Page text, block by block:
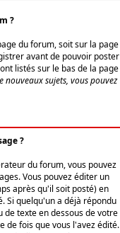
?
du forum, soit sur la page
avant de pouvoir poster
listés sur le bas de la page
nouveaux sujets, vous pouvez
?
du forum, vous pouvez
Vous pouvez éditer un
après qu'il soit posté) en
Si quelqu'un a déjà répondu
texte en dessous de votre
de fois que vous l'avez édité.